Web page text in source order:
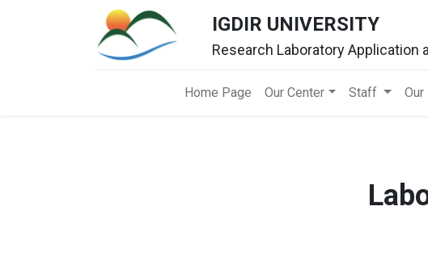
IGDIR UNIVERSITY
Research Laboratory Application
Home Page​ Our Center​ Staff Our